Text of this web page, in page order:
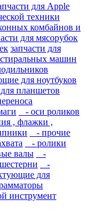
для Apple
техники
комбайнов и
для мясорубок
запчасти для
стиральных машин
для ноутбуков
планшетов
- оси роликов
, флажки ,
- прочие
- ролики
валы
-
-
для
инструмент